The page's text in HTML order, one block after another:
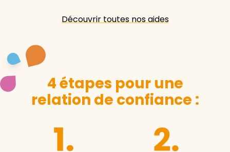
Découvrir toutes nos aides
4 étapes pour une
relation de confiance :